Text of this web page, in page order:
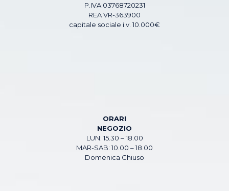
P.IVA 03768720231
REA VR-363900
capitale sociale i.v. 10.000€
ORARI
NEGOZIO
LUN: 15.30 – 18.00
MAR-SAB: 10.00 – 18.00
Domenica Chiuso